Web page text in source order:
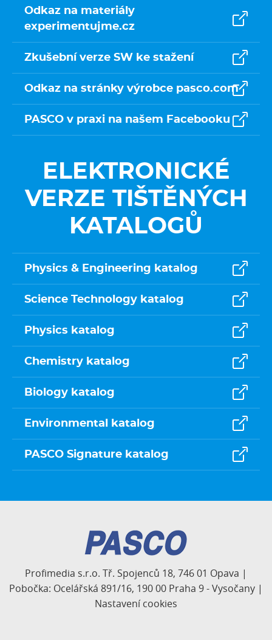
Odkaz na materiály
experimentujme.cz
Zkušební verze SW ke stažení
Odkaz na stránky výrobce pasco.com
PASCO v praxi na našem Facebooku
ELEKTRONICKÉ
VERZE TIŠTĚNÝCH
KATALOGŮ
Physics & Engineering katalog
Science Technology katalog
Physics katalog
Chemistry katalog
Biology katalog
Environmental katalog
PASCO Signature katalog
Profimedia s.r.o. Tř. Spojenců 18, 746 01 Opava |
Pobočka: Ocelářská 891/16, 190 00 Praha 9 - Vysočany |
Nastavení cookies